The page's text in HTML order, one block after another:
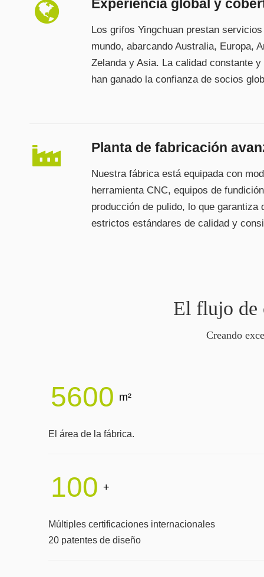
Experiencia global y
Los grifos Yingchuan prestan
mundo, abarcando Australia, Europa,
Zelanda y Asia. La calidad constante
han ganado la confianza de socios
Planta de fabricación
Nuestra fábrica está equipada con
herramienta CNC, equipos de
producción de pulido, lo que garantiza
estrictos estándares de calidad y
El flujo de
Creando
5600 m²
El área de la fábrica.
100 +
Múltiples certificaciones internacionales
20 patentes de diseño